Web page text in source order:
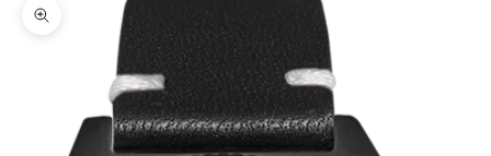
Zoom picture